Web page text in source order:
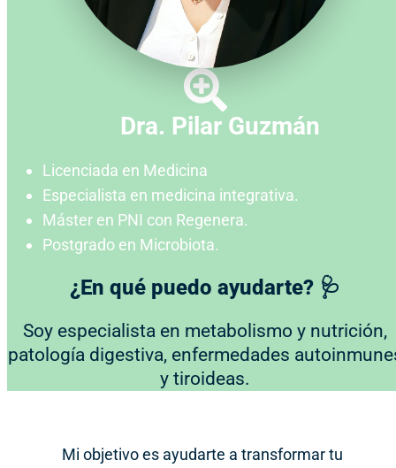
Dra. Pilar Guzmán
Licenciada en Medicina
Especialista en medicina integrativa.
Máster en PNI con Regenera.
Postgrado en Microbiota.
¿En qué puedo ayudarte? 🩺
Soy especialista en metabolismo y nutrición,
patología digestiva, enfermedades
y tiroideas.
Mi objetivo es ayudarte a transformar tu